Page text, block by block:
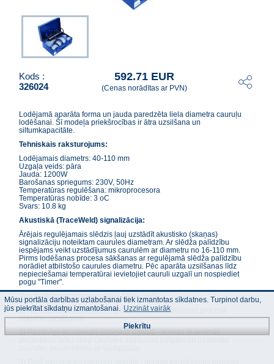
Kods :
326024
592.71 EUR
(Cenas norādītas ar PVN)
Lodējamā aparāta forma un jauda paredzēta liela diametra cauruļu
lodēšanai. Šī modeļa priekšrocības ir ātra uzsilšana un
siltumkapacitāte.
Tehniskais raksturojums:
Lodējamais diametrs: 40-110 mm
Uzgaļa veids: pāra
Jauda: 1200W
Barošanas spriegums: 230V, 50Hz
Temperatūras regulēšana: mikroprocesora
Temperatūras nobīde: 3 oC
Svars: 10.8 kg
Akustiskā (TraceWeld) signalizācija:
Ārējais regulējamais slēdzis ļauj uzstādīt akustisko (skaņas)
signalizāciju noteiktam caurules diametram. Ar slēdža palīdzību
iespējams veikt uzstādījumus caurulēm ar diametru no 16-110 mm.
Pirms lodēšanas procesa sākšanas ar regulējamā slēdža palīdzību
norādiet atbilstošo caurules diametru. Pēc aparāta uzsilšanas līdz
nepieciešamai temperatūrai ievietojiet cauruli uzgalī un nospiediet
pogu "Timer".
Viss lodēšanas process notiek šādā veidā:
1) Īss akustiskais (skaņas) signāls - norāda lodēšanas procesa
sākumu (uzsilšana)
2) Pastāvīgs akustiskais (skaņas) signāls - norāda maksimāli
Mūsu portāla darbības uzlabošanai tiek izmantotas sīkdatnes. Turpinot darbu,
jūs piekrītat sīkdatņu izmantošanai. Uzzināt vairāk
Piekrītu